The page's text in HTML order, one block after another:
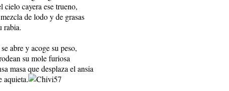
cielo cayera ese trueno,
de lodo y de grasas
rabia.
abre y acoge su peso,
su mole furiosa
masa que desplaza el ansia
aquieta.